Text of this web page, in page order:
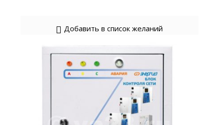
Добавить в список желаний